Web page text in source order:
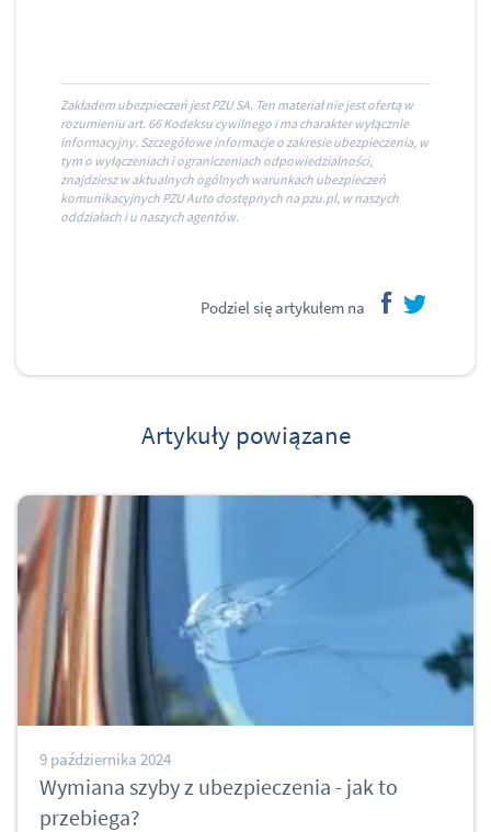
Zakładem ubezpieczeń jest PZU SA. Ten materiał nie jest ofertą w
rozumieniu art. 66 Kodeksu cywilnego i ma charakter wyłącznie
informacyjny. Szczegółowe informacje o zakresie ubezpieczenia, w
tym o wyłączeniach i ograniczeniach odpowiedzialności,
znajdziesz w aktualnych ogólnych warunkach ubezpieczeń
komunikacyjnych PZU Auto dostępnych na pzu.pl, w naszych
oddziałach i u naszych agentów.
Podziel się artykułem na
Artykuły powiązane
9 października 2024
Wymiana szyby z ubezpieczenia - jak to
przebiega?